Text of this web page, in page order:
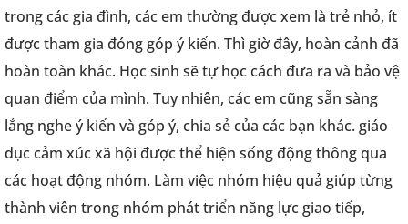
trong các gia đình, các em thường được xem là trẻ nhỏ, ít
được tham gia đóng góp ý kiến. Thì giờ đây, hoàn cảnh đã
hoàn toàn khác. Học sinh sẽ tự học cách đưa ra và bảo vệ
quan điểm của mình. Tuy nhiên, các em cũng sẵn sàng
lắng nghe ý kiến và góp ý, chia sẻ của các bạn khác. giáo
dục cảm xúc xã hội được thể hiện sống động thông qua
các hoạt động nhóm. Làm việc nhóm hiệu quả giúp từng
thành viên trong nhóm phát triển năng lực giao tiếp,